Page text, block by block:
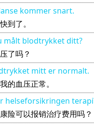
kommer snart.
到了。
målt blodtrykket ditt?
了吗？
mitt er normalt.
的血压正常。
helseforsikringen
险可以报销治疗费用吗？